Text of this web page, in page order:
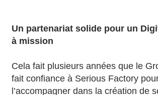
Un partenariat solide pour un
à mission
Cela fait plusieurs années que le
fait confiance à Serious Factory
l’accompagner dans la création de